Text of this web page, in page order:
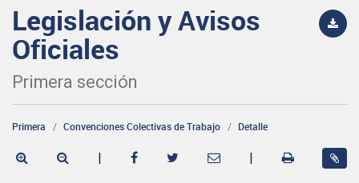
Legislación y Avisos
Oficiales
Primera sección
Primera Convenciones Colectivas de Trabajo Detalle
| |